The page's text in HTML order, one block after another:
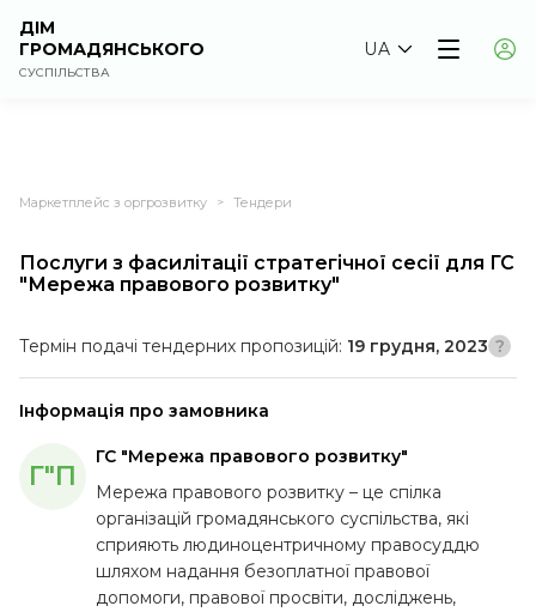
ДІМ
ГРОМАДЯНСЬКОГО
СУСПІЛЬСТВА
UA
Маркетплейс з оргрозвитку > Тендери
Послуги з фасилітації стратегічної сесії для ГС
"Мережа правового розвитку"
Термін подачі тендерних пропозицій: 19 грудня, 2023
Інформація про замовника
Г"П
ГС "Мережа правового розвитку"
Мережа правового розвитку – це спілка
організацій громадянського суспільства, які
сприяють людиноцентричному правосуддю
шляхом надання безоплатної правової
допомоги, правової просвіти, досліджень,